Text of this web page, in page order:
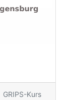
GRIPS-Kurs